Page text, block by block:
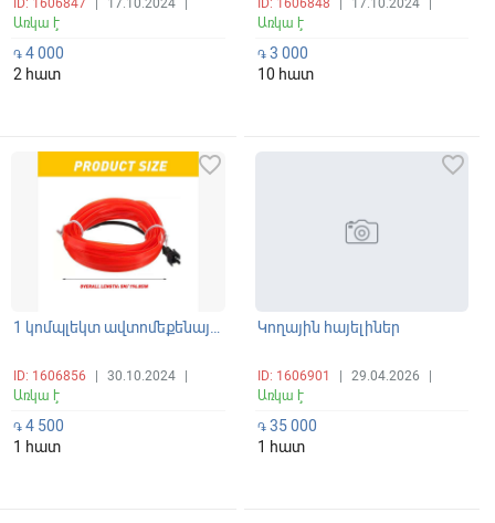
ID: 1606847 17.10.2024
Առկա է
֏ 4 000
2 հատ
ID: 1606848 17.10.2024
Առկա է
֏3 000
10 հատ
1 կոմպլեկտ ավտոմեքենայի սրահի LED ժապավենային լուսավորման Lamp Bar Ինտերիերի դեկորատիվ դրվագ
ID: 1606856 30.10.2024
Առկա է
favorite_border
֏ 4 500
1 հատ
Կողային հայելիներ
ID: 1606901 29.04.2026
Առկա է
favorite_border
֏35 000
1 հատ